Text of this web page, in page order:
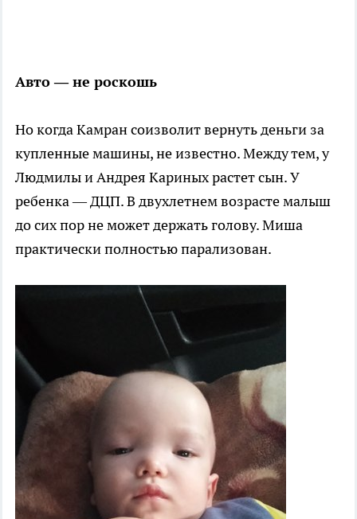
Авто — не роскошь
Но когда Камран соизволит вернуть деньги за
купленные машины, не известно. Между тем, у
Людмилы и Андрея Кариных растет сын. У
ребенка — ДЦП. В двухлетнем возрасте малыш
до сих пор не может держать голову. Миша
практически полностью парализован.